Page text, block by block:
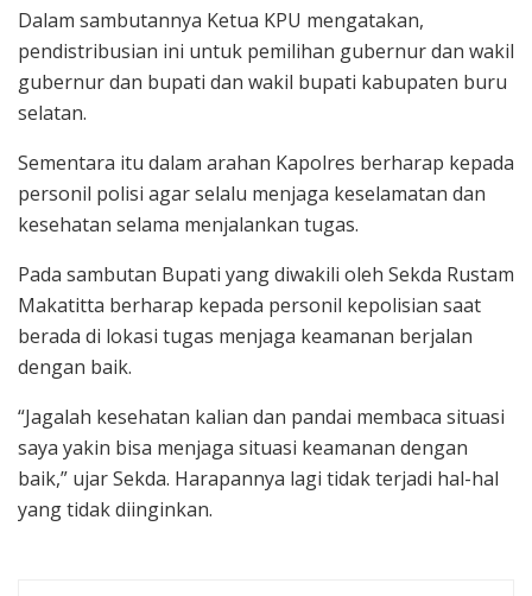
Dalam sambutannya Ketua KPU mengatakan,
pendistribusian ini untuk pemilihan gubernur dan wakil
gubernur dan bupati dan wakil bupati kabupaten buru
selatan.
Sementara itu dalam arahan Kapolres berharap kepada
personil polisi agar selalu menjaga keselamatan dan
kesehatan selama menjalankan tugas.
Pada sambutan Bupati yang diwakili oleh Sekda Rustam
Makatitta berharap kepada personil kepolisian saat
berada di lokasi tugas menjaga keamanan berjalan
dengan baik.
“Jagalah kesehatan kalian dan pandai membaca situasi
saya yakin bisa menjaga situasi keamanan dengan
baik,” ujar Sekda. Harapannya lagi tidak terjadi hal-hal
yang tidak diinginkan.